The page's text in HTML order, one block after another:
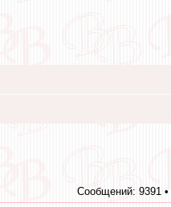
Сообщений: 9391 •